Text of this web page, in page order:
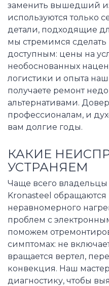
заменить вышедший
используются только
детали, подходящие
мы стремимся
доступным: цены на
необоснованных
логистики и опыта
получаете ремонт
альтернативами.
профессионалам, и
вам долгие годы.
КАКИЕ
УСТРАНЯЕМ
Чаще всего
Kronasteel
неравномерного
проблем с
поможем
симптомах: не
вращается вертел,
конвекция. Наш
диагностику, чтобы